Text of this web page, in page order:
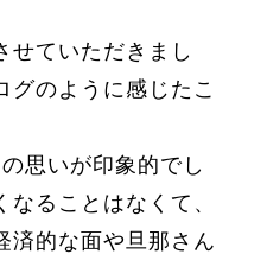
せていただきまし
グのように感じたこ
思いが印象的でし
ることはなくて、
済的な面や旦那さん